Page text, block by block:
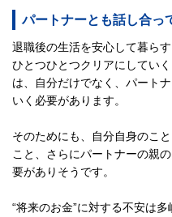
パートナーとも話し合っ
退職後の生活を安心して暮ら
ひとつひとつクリアにしてい
は、自分だけでなく、パート
いく必要があります。
そのためにも、自分自身のこ
こと、さらにパートナーの親
要がありそうです。
“将来のお金”に対する不安は